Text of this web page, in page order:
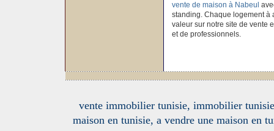
vente de maison à Nabeul
standing. Chaque logement à
valeur sur notre site de vente
et de professionnels.
vente immobilier tunisie, immobilier
maison en tunisie, a vendre une maison en